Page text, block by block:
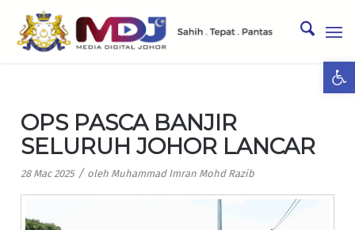
OPS PASCA BANJIR
SELURUH JOHOR LANCAR
28 Mac 2025 / oleh Muhammad Imran Mohd Razib